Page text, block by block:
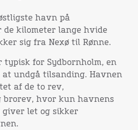
havn på
de kilometer lange hvide
sig fra Nexø til Rønne.
typisk for Sydbornholm, en
undgå tilsanding. Havnen
af de to rev,
brorev, hvor kun havnens
let og sikker